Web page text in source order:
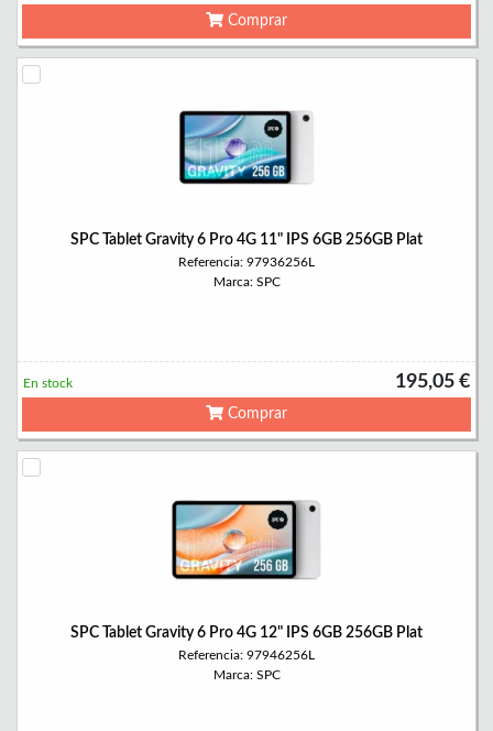
Comprar
SPC Tablet Gravity 6 Pro 4G 11" IPS 6GB 256GB Plat
Referencia: 97936256L
Marca: SPC
195,05 €
En stock
Comprar
SPC Tablet Gravity 6 Pro 4G 12" IPS 6GB 256GB Plat
Referencia: 97946256L
Marca: SPC